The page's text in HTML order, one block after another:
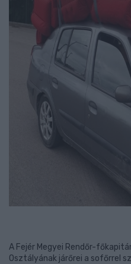
A Fejér Megyei Rendőr-
Osztályának járőrei a sofőrrel